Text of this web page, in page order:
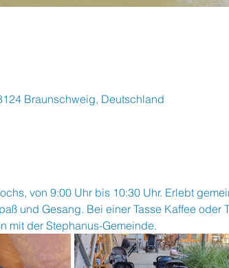
Braunschweig, Deutschland
von 9:00 Uhr bis 10:30 Uhr. Erlebt
und Gesang. Bei einer Tasse Kaffee oder
mit der Stephanus-Gemeinde.